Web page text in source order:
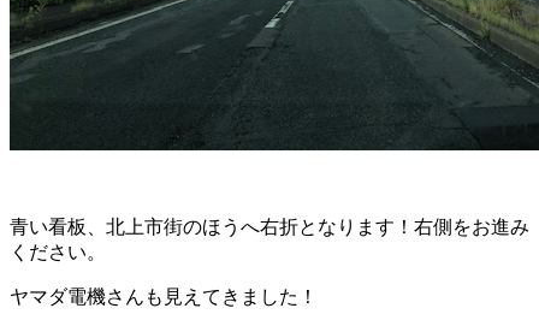
青い看板、北上市街のほうへ右折となります！右側をお進み
ください。
ヤマダ電機さんも見えてきました！